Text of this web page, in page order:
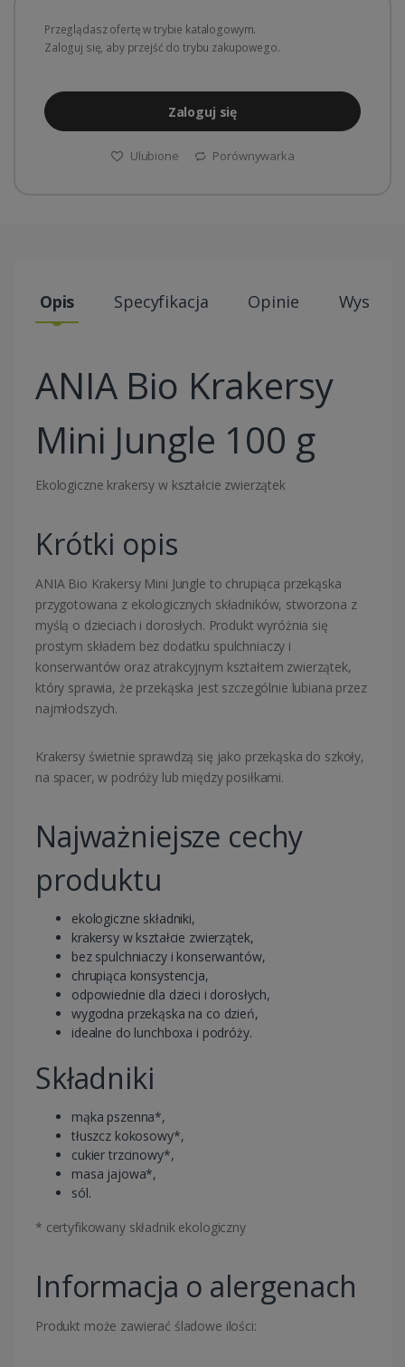
Przeglądasz ofertę w trybie katalogowym.
Zaloguj się, aby przejść do trybu zakupowego.
Zaloguj się
Ulubione Porównywarka
Opis Specyfikacja Opinie Wysyłki
ANIA Bio Krakersy
Mini Jungle 100 g
Ekologiczne krakersy w kształcie zwierzątek
Krótki opis
ANIA Bio Krakersy Mini Jungle to chrupiąca przekąska
przygotowana z ekologicznych składników, stworzona z
myślą o dzieciach i dorosłych. Produkt wyróżnia się
prostym składem bez dodatku spulchniaczy i
konserwantów oraz atrakcyjnym kształtem zwierzątek,
który sprawia, że przekąska jest szczególnie lubiana przez
najmłodszych.
Krakersy świetnie sprawdzą się jako przekąska do szkoły,
na spacer, w podróży lub między posiłkami.
Najważniejsze cechy
produktu
ekologiczne składniki,
krakersy w kształcie zwierzątek,
bez spulchniaczy i konserwantów,
chrupiąca konsystencja,
odpowiednie dla dzieci i dorosłych,
wygodna przekąska na co dzień,
idealne do lunchboxa i podróży.
Składniki
mąka pszenna*,
tłuszcz kokosowy*,
cukier trzcinowy*,
masa jajowa*,
sól.
* certyfikowany składnik ekologiczny
Informacja o alergenach
Produkt może zawierać śladowe ilości: